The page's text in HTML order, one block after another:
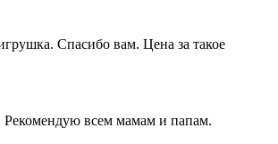
Спасибо вам. Цена за такое
Рекомендую всем мамам и папам.